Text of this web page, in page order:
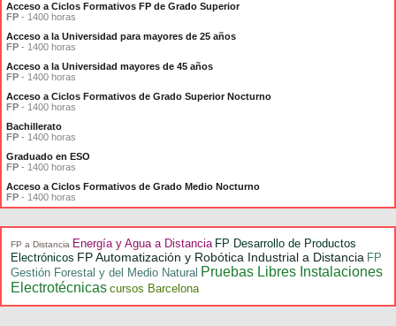
Acceso a Ciclos Formativos FP de Grado Superior
FP - 1400 horas
Acceso a la Universidad para mayores de 25 años
FP - 1400 horas
Acceso a la Universidad mayores de 45 años
FP - 1400 horas
Acceso a Ciclos Formativos de Grado Superior Nocturno
FP - 1400 horas
Bachillerato
FP - 1400 horas
Graduado en ESO
FP - 1400 horas
Acceso a Ciclos Formativos de Grado Medio Nocturno
FP - 1400 horas
FP a Distancia Energía y Agua a Distancia FP Desarrollo de Productos
Electrónicos FP Automatización y Robótica Industrial a Distancia FP
Gestión Forestal y del Medio Natural Pruebas Libres Instalaciones
Electrotécnicas cursos Barcelona